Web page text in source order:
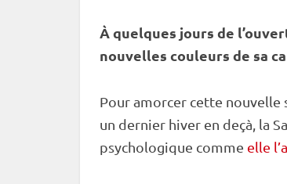
À quelques jours de
nouvelles couleurs de sa
Pour amorcer cette nouvelle
un dernier hiver en deçà, la
psychologique comme elle